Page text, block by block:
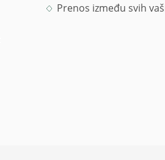
Prenos između svih